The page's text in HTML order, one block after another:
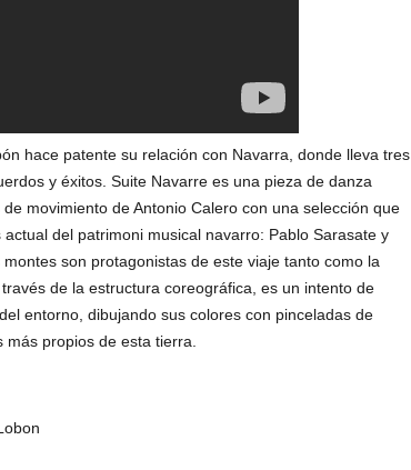
hace patente su relación con Navarra, donde lleva tres
y éxitos. Suite Navarre es una pieza de danza
movimiento de Antonio Calero con una selección que
del patrimoni musical navarro: Pablo Sarasate y
son protagonistas de este viaje tanto como la
de la estructura coreográfica, es un intento de
entorno, dibujando sus colores con pinceladas de
propios de esta tierra.